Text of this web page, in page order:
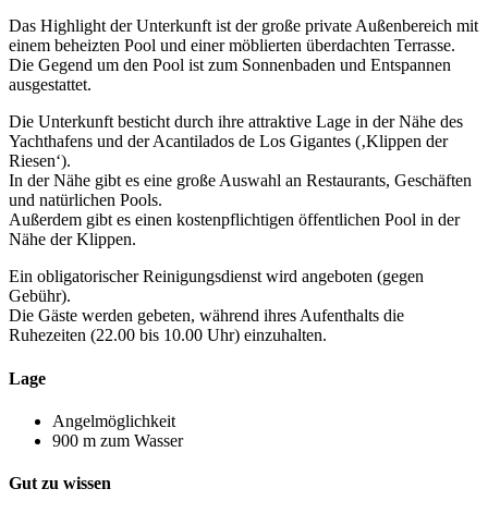
Das Highlight der Unterkunft ist der große private Außenbereich mit
einem beheizten Pool und einer möblierten überdachten Terrasse.
Die Gegend um den Pool ist zum Sonnenbaden und Entspannen
ausgestattet.
Die Unterkunft besticht durch ihre attraktive Lage in der Nähe des
Yachthafens und der Acantilados de Los Gigantes (‚Klippen der
Riesen‘).
In der Nähe gibt es eine große Auswahl an Restaurants, Geschäften
und natürlichen Pools.
Außerdem gibt es einen kostenpflichtigen öffentlichen Pool in der
Nähe der Klippen.
Ein obligatorischer Reinigungsdienst wird angeboten (gegen
Gebühr).
Die Gäste werden gebeten, während ihres Aufenthalts die
Ruhezeiten (22.00 bis 10.00 Uhr) einzuhalten.
Lage
Angelmöglichkeit
900 m zum Wasser
Gut zu wissen